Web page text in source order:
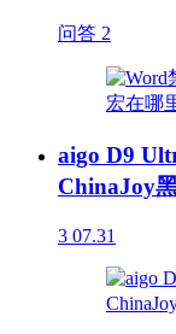
问答 2
aigo D9
ChinaJoy
3 07.31